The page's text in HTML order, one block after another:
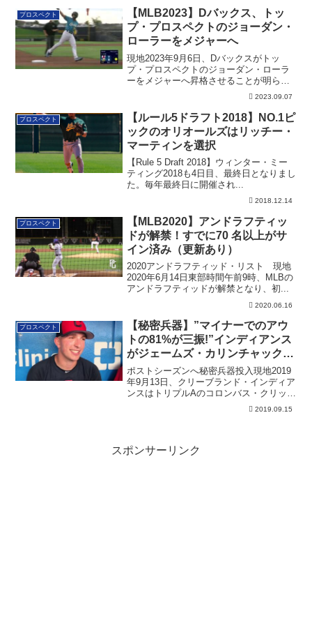
プロスペクト
【MLB2023】Dバックス、トッ
プ・プロスペクトのジョーダン・
ローラーをメジャーへ
現地2023年9月6日、Dバックスがトッ
プ・プロスペクトのジョーダン・ローラ
ーをメジャーへ昇格させることが明らか
2023.09.07
プロスペクト
【ルール5ドラフト2018】NO.1ピ
ックのオリオールズはリッチー・
マーティンを選択
【Rule 5 Draft 2018】ウィンター・ミー
ティング2018も4日目、最終日となりまし
た。毎年最終日に開催され...
2018.12.14
プロスペクト
【MLB2020】アンドラフティッ
ドが解禁！すでに70 名以上がサ
イン済み（更新あり）
2020アンドラフティッド・リスト 現地
2020年6月14日東部時間午前9時、MLBの
アンドラフティッドが解禁となり、初...
2020.06.16
プロスペクト
【秘密兵器】”マイナーでのアウ
トの81%が三振!”インディアンス
がジェームズ・カリンチャックを
コールアップ
ポストシーズンへ秘密兵器投入現地2019
年9月13日、クリーブランド・インディア
ンスはトリプルAのコロンバス・クリッパ
2019.09.15
スポンサーリンク